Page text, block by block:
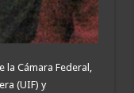
Cámara Federal,
(UIF) y